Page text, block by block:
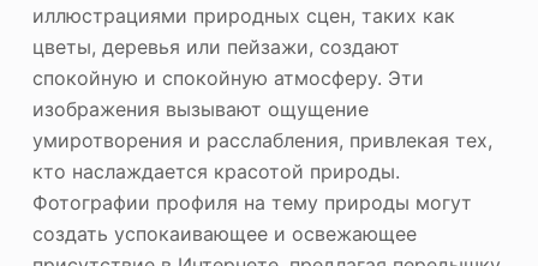
иллюстрациями природных сцен, таких как
цветы, деревья или пейзажи, создают
спокойную и спокойную атмосферу. Эти
изображения вызывают ощущение
умиротворения и расслабления, привлекая тех,
кто наслаждается красотой природы.
Фотографии профиля на тему природы могут
создать успокаивающее и освежающее